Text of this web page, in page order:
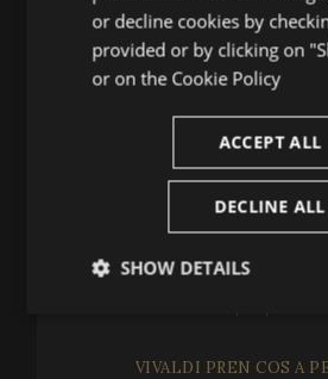
902 374 737
UN DIÀLEG
VIVALDI PREN COS A
or decline cookies by
provided or by clicking on
or on the Cookie Policy
ACCEPT ALL
DECLINE ALL
SHOW DETAILS
Performance